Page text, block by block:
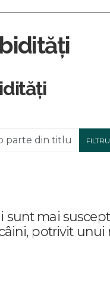
din titlu. FILTRU
sunt mai
potrivit unui